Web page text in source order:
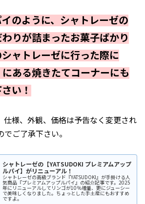
のように、シャトレーゼの
りが詰まったお菓子ばかり
ャトレーゼに行った際に
ある焼きたてコーナーにも
い！
様、外観、価格は予告なく変更され
ご了承下さい。
シャトレーゼの【YATSUDOKI プレミアムアップ
ルパイ】がリニューアル！
シャトレーゼの高級ブランド『YATSUDOKI』が手掛ける人
気商品『プレミアムアップルパイ』の紹介記事です。2025
年にリニューアルしてリンゴが10％増量、更にジューシー
で美味しくなりました。ちょっとした手土産にもおすすめ
ですよ。